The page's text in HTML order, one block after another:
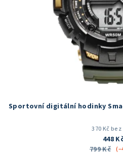
Sportovní digitální hodinky
370 Kč bez
448
799 Kč